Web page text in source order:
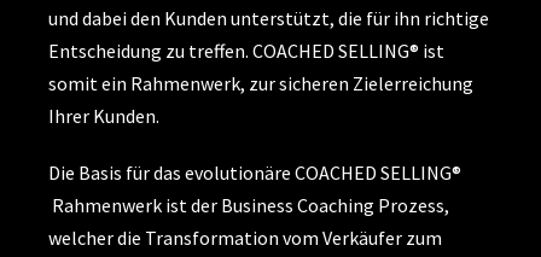
und dabei den Kunden unterstützt, die für ihn richtige
Entscheidung zu treffen. COACHED SELLING® ist
somit ein Rahmenwerk, zur sicheren Zielerreichung
Ihrer Kunden.
Die Basis für das evolutionäre COACHED SELLING®
Rahmenwerk ist der Business Coaching Prozess,
welcher die Transformation vom Verkäufer zum